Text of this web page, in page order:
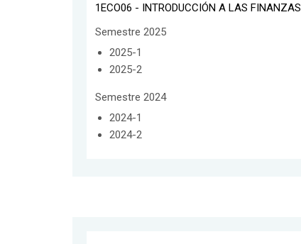
1ECO06 - INTRODUCCIÓN A LAS FINANZAS
Semestre 2025
2025-1
2025-2
Semestre 2024
2024-1
2024-2